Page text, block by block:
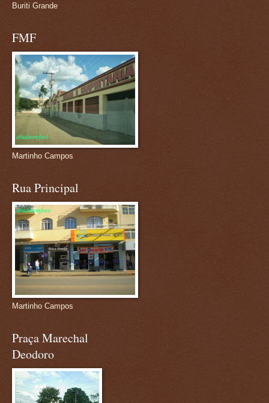
Buriti Grande
FMF
Martinho Campos
Rua Principal
Martinho Campos
Praça Marechal
Deodoro